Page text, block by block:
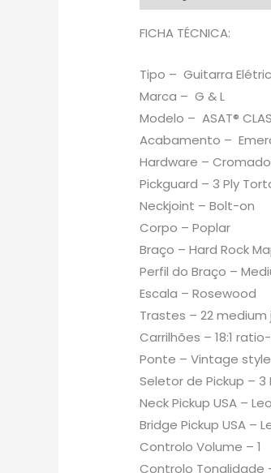
FICHA TÉCNICA:
Tipo – Guitarra
Marca – G & L
Modelo – ASAT®
Acabamento –
Hardware – Cromado
Pickguard – 3 Ply
Neckjoint – Bolt-on
Corpo – Poplar
Braço – Hard Rock
Perfil do Braço –
Escala – Rosewood
Trastes – 22 medium
Carrilhões – 18:1
Ponte – Vintage
Seletor de Pickup – 3
Neck Pickup USA –
Bridge Pickup USA –
Controlo Volume – 1
Controlo Tonalidade